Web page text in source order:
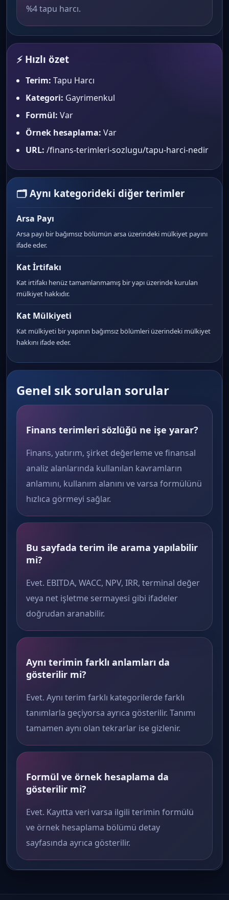
%4 tapu harcı.
⚡ Hızlı özet
Terim: Tapu Harcı
Kategori: Gayrimenkul
Formül: Var
Örnek hesaplama: Var
URL: /finans-terimleri-sozlugu/tapu-harci-nedir
🗂 Aynı kategorideki diğer terimler
Arsa Payı
Arsa payı bir bağımsız bölümün arsa üzerindeki mülkiyet payını
ifade eder.
Kat İrtifakı
Kat irtifakı henüz tamamlanmamış bir yapı üzerinde kurulan
mülkiyet hakkıdır.
Kat Mülkiyeti
Kat mülkiyeti bir yapının bağımsız bölümleri üzerindeki mülkiyet
hakkını ifade eder.
Genel sık sorulan sorular
Finans terimleri sözlüğü ne işe yarar?
Finans, yatırım, şirket değerleme ve finansal
analiz alanlarında kullanılan kavramların
anlamını, kullanım alanını ve varsa formülünü
hızlıca görmeyi sağlar.
Bu sayfada terim ile arama yapılabilir
mi?
Evet. EBITDA, WACC, NPV, IRR, terminal değer
veya net işletme sermayesi gibi ifadeler
doğrudan aranabilir.
Aynı terimin farklı anlamları da
gösterilir mi?
Evet. Aynı terim farklı kategorilerde farklı
tanımlarla geçiyorsa ayrıca gösterilir. Tanımı
tamamen aynı olan tekrarlar ise gizlenir.
Formül ve örnek hesaplama da
gösterilir mi?
Evet. Kayıtta veri varsa ilgili terimin formülü
ve örnek hesaplama bölümü detay
sayfasında ayrıca gösterilir.